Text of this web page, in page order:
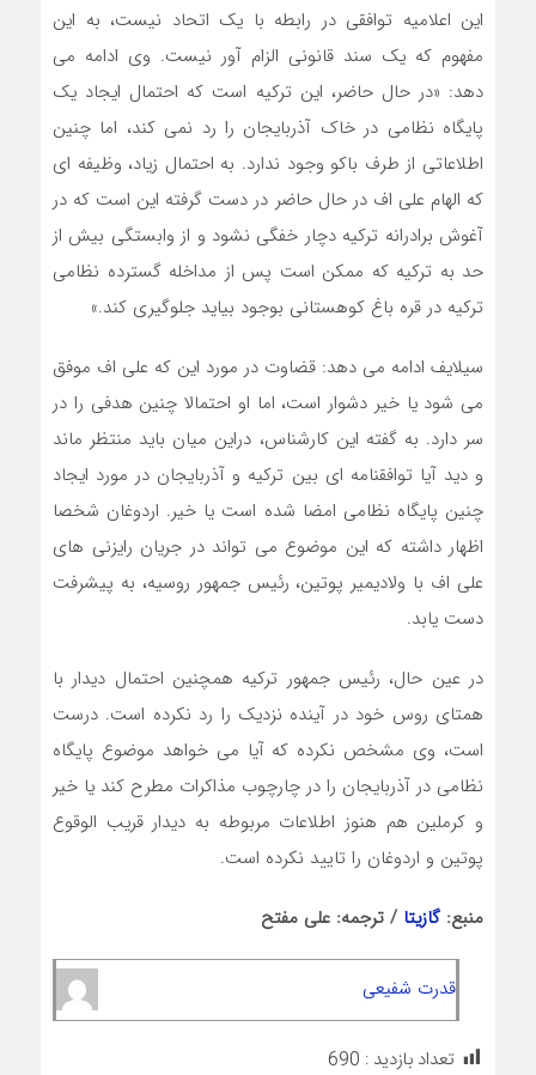
این اعلامیه توافقی در رابطه با یک اتحاد نیست، به این
مفهوم که یک سند قانونی الزام آور نیست. وی ادامه می
دهد: «در حال حاضر، این ترکیه است که احتمال ایجاد یک
پایگاه نظامی در خاک آذربایجان را رد نمی کند، اما چنین
اطلاعاتی از طرف باکو وجود ندارد. به احتمال زیاد، وظیفه ای
که الهام علی اف در حال حاضر در دست گرفته این است که در
آغوش برادرانه ترکیه دچار خفگی نشود و از وابستگی بیش از
حد به ترکیه که ممکن است پس از مداخله گسترده نظامی
ترکیه در قره باغ کوهستانی بوجود بیاید جلوگیری کند.»
سیلایف ادامه می دهد: قضاوت در مورد این که علی اف موفق
می شود یا خیر دشوار است، اما او احتمالا چنین هدفی را در
سر دارد. به گفته این کارشناس، دراین میان باید منتظر ماند
و دید آیا توافقنامه ای بین ترکیه و آذربایجان در مورد ایجاد
چنین پایگاه نظامی امضا شده است یا خیر. اردوغان شخصا
اظهار داشته که این موضوع می تواند در جریان رایزنی های
علی اف با ولادیمیر پوتین، رئیس جمهور روسیه، به پیشرفت
دست یابد.
در عین حال، رئیس جمهور ترکیه همچنین احتمال دیدار با
همتای روس خود در آینده نزدیک را رد نکرده است. درست
است، وی مشخص نکرده که آیا می خواهد موضوع پایگاه
نظامی در آذربایجان را در چارچوب مذاکرات مطرح کند یا خیر
و کرملین هم هنوز اطلاعات مربوطه به دیدار قریب الوقوع
پوتین و اردوغان را تایید نکرده است.
منبع: گازیتا / ترجمه: علی مفتح
قدرت شفیعی
تعداد بازدید : 690